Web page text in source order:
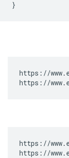
https://
https://
https://
https://